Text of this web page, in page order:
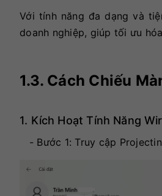
Với tính năng đa dạng và
doanh nghiệp, giúp tối ưu
1.3. Cách Chiếu
1. Kích Hoạt Tính Năng
- Bước 1: Truy cập